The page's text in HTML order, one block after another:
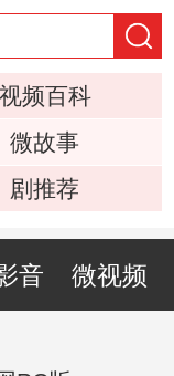
视频百科
微故事
剧推荐
音 微视频